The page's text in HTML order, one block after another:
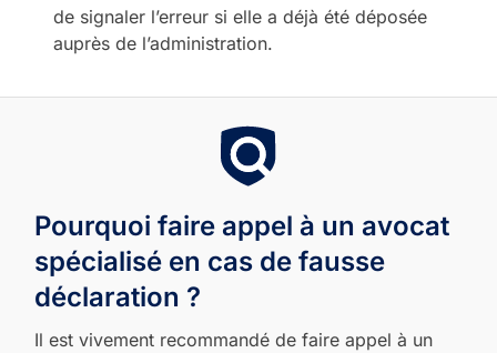
de signaler l’erreur si elle a déjà été déposée
auprès de l’administration.
Pourquoi faire appel à un avocat
spécialisé en cas de fausse
déclaration ?
Il est vivement recommandé de faire appel à un